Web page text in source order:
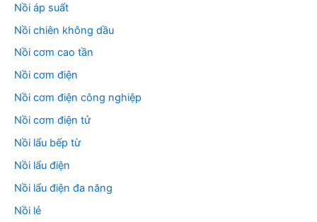
Nồi áp suất
Nồi chiên không dầu
Nồi cơm cao tần
Nồi cơm điện
Nồi cơm điện công nghiệp
Nồi cơm điện tử
Nồi lẩu bếp từ
Nồi lẩu điện
Nồi lẩu điện đa năng
Nồi lẻ